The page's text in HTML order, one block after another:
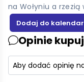
na Wołyniu a rzezią
Opinie
Aby dodać opinię